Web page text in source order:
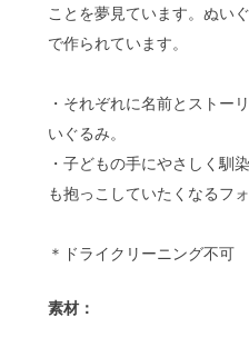
ことを夢見ています。ぬい
で作られています。
・それぞれに名前とストー
いぐるみ。
・子どもの手にやさしく馴
も抱っこしていたくなるフ
＊ドライクリーニング不可
素材：